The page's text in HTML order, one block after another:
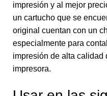
impresión y al mejor
un cartucho que se
original cuentan con un
especialmente para
impresión de alta calidad
impresora.